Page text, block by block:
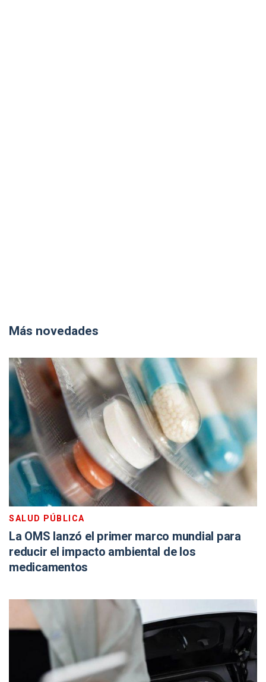
Más novedades
SALUD PÚBLICA
La OMS lanzó el primer marco mundial para
reducir el impacto ambiental de los
medicamentos